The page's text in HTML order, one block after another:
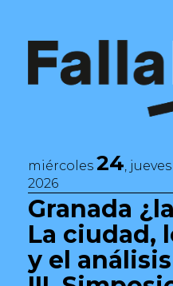
Navegación principal
miércoles 24 , jueves
2026
Granada
La ciudad,
y el